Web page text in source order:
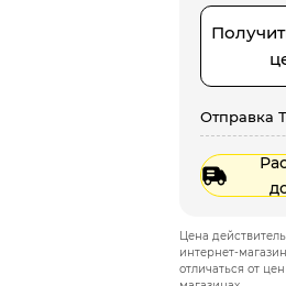
Отправка
Цена
интернет-
отличаться от